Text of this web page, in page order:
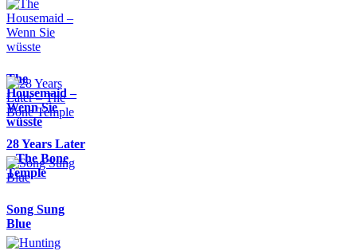
The
Housemaid –
Wenn Sie
wüsste
28 Years Later
– The Bone
Temple
Song Sung
Blue